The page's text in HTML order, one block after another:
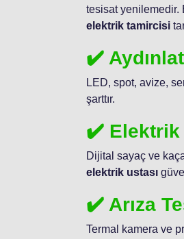
tesisat yenilemedir.
elektrik tamircisi
✔️
LED, spot, avize,
şarttır.
✔️ Elektrik
Dijital sayaç ve
elektrik ustası
✔️ Arıza
Termal kamera ve